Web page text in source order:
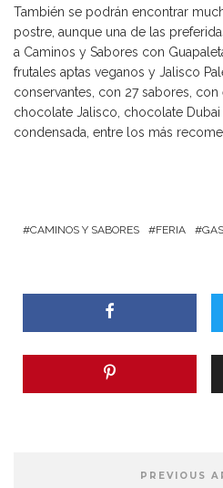
También se podrán encontrar
postre, aunque una de las
a Caminos y Sabores con
frutales aptas veganos y Jalisco
conservantes, con 27 sabores,
chocolate Jalisco, chocolate
condensada, entre los más
CAMINOS Y SABORES FERIA
PREVIOUS